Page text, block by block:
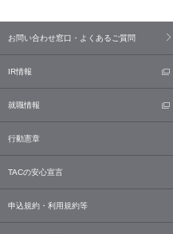
お問い合わせ窓口・よくあるご質問
IR情報
就職情報
行動憲章
TACの安心宣言
申込規約・利用規約等